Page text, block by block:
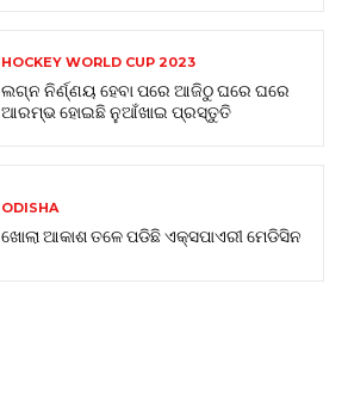
HOCKEY WORLD CUP 2023
ଲଗ୍ନ ନିର୍ଣ୍ଣୟ ହେବା ପରେ ଆଜିଠୁ ଘରେ ଘରେ
ଆରମ୍ଭ ହୋଇଛି ନୁଆଁଖାଇ ପ୍ରସ୍ତୁତି
ODISHA
ଖୋଲା ଆକାଶ ତଳେ ପଡିଛି ଏକ୍ସପାଏରୀ ମେଡିସିନ